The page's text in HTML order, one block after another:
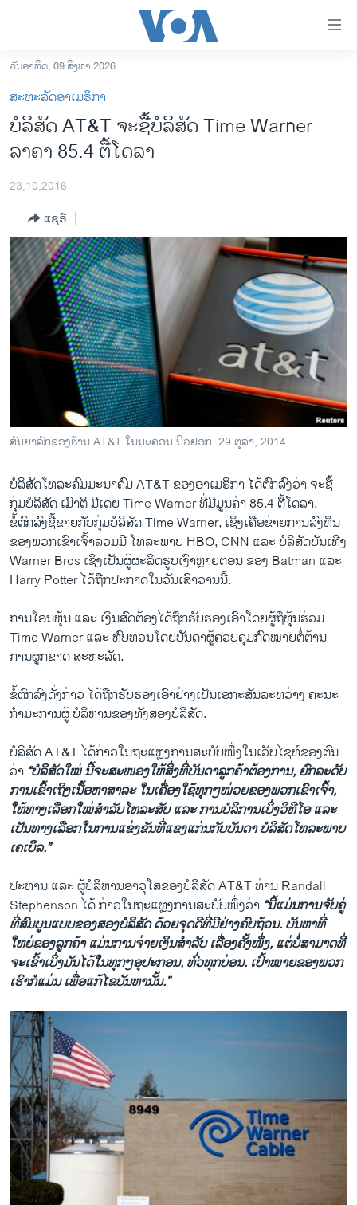
ເຂົ້າ
ຫາ
ຂ້າມ
ຂ້າມ
ຫາ
ລາວ
ອາເມຣິກາ
ຂ່າວ​ຈີນ
ໂລກ
ເອເຊຍ
ອິດສະຫຼະພາບດ້ານການຂ່າວ
ຊີວິດຊາວລາວ
ຊຸມຊົນຊາວລາວ
ວິທະຍາສາດ-ເທັກໂນໂລຈີ
ພາສາອັງກິດ
ສຽງ
ລາຍການກະຈາຍສຽງ
ລາຍງານ
ຕິດຕາມພວກເຮົາ ທີ່
ວັນອາທິດ, 09 ສິງຫາ 2026
ສະຫະລັດອາເມຣິກາ
ບໍລິສັດ AT&T ຈະຊື້ບໍລິສັດ Time Warner
ລາຄາ 85.4 ຕື້ໂດລາ
23,10,2016
ແຊຣ໌
ສັນຍາລັກຂອງຮ້ານ AT&T ໃນນະຄອນ ນິວຢອກ. 29 ຕຸລາ, 2014.
ບໍລິສັດໂທລະຄົມມະນາຄົມ AT&T ຂອງອາເມຣິກາ ໄດ້ຕົກລົງວ່າ ຈະຊື້
ກຸ່ມບໍລິສັດ ເມົາຕິ ມີເດຍ Time Warner ທີ່ມີມູນຄ່າ 85.4 ຕື້ໂດລາ.
ຂໍ້ຕົກລົງຊື້ຂາຍກັບກຸ່ມບໍລິສັດ Time Warner, ເຊິ່ງເຄືອຂ່າຍການລົງທຶນ
ຂອງພວກເຂົາເຈົ້າລວມມີ ໂທລະພາບ HBO, CNN ແລະ ບໍລິສັດບັນເທີງ
Warner Bros ເຊິ່ງເປັນຜູ້ຜະລິດຮູບເງົາຫຼາຍຕອນ ຂອງ Batman ແລະ
Harry Potter ໄດ້ຖືກປະກາດໃນວັນເສົາວານນີ້.
ການໂອນຫຸ້ນ ແລະ ເງິນສົດຕ້ອງໄດ້ຖືກຮັບຮອງເອົາໂດຍຜູ້ຖືຫຸ້ນຮ່ວມ
Time Warner ແລະ ທົບທວນໂດຍບັນດາຜູ້ຄວບຄຸມກົດໝາຍຕໍ່ຕ້ານ
ການຜູກຂາດ ສະຫະລັດ.
ຂໍ້ຕົກລົງດັ່ງກ່າວ ໄດ້ຖືກຮັບຮອງເອົາຢ່າງເປັນເອກະສັນລະຫວ່າງ ຄະນະ
ກຳມະການຜູ້ ບໍລິຫານຂອງທັງສອງບໍລິສັດ.
ບໍລິສັດ AT&T ໄດ້ກ່າວໃນຖະແຫຼງການສະບັບໜຶ່ງໃນເວັບໄຊທ໌ຂອງຕົນ
ວ່າ “ບໍລິສັດໃໝ່ ນີ້ຈະສະໜອງໃຫ້ສິ່ງທີ່ບັນດາລູກຄ້າຕ້ອງການ, ຍົກລະດັບ
ການເຂົ້າເຖິງເນື້ອຫາສາລະ ໃນເຄື່ອງໃຊ້ທຸກໆໜ່ວຍຂອງພວກເຂົາເຈົ້າ,
ໃຫ້ທາງເລືອກໃໝ່ສຳລັບໂທລະສັບ ແລະ ການບໍລິການເບິ່ງວິທີໂອ ແລະ
ເປັນທາງເລືອກໃນການແຂ່ງຂັນທີ່ແຂງແກ່ນກັບບັນດາ ບໍລິສັດໂທລະພາບ
ເຄເບິລ.”
ປະທານ ແລະ ຜູ້ບໍລິຫານອາວຸໂສຂອງບໍລິສັດ AT&T ທ່ານ Randall
Stephenson ໄດ້ ກ່າວໃນຖະແຫຼງການສະບັບໜຶ່ງວ່າ “ນີ້ແມ່ນການຈັບຄູ່
ທີ່ສົມບູນແບບຂອງສອງບໍລິສັດ ດ້ວຍຈຸດດີທີ່ມີຢ່າງຄົບຖ້ວນ. ບັນຫາທີ່
ໃຫຍ່ຂອງລູກຄ້າ ແມ່ນການຈ່າຍເງິນສຳລັບ ເລື່ອງຄັ້ງໜຶ່ງ, ແຕ່ບໍ່ສາມາດທີ່
ຈະເຂົ້າເບິ່ງມັນໄດ້ໃນທຸກໆອຸປະກອນ, ທົ່ວທຸກບ່ອນ. ເປົ້າໝາຍຂອງພວກ
ເຮົາກໍແມ່ນ ເພື່ອແກ້ໄຂບັນຫານັ້ນ.”